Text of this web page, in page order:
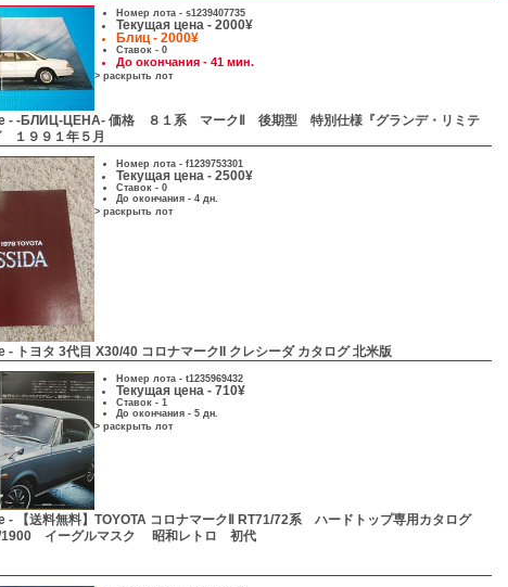
Номер лота - s1239407735
Текущая цена - 2000¥
Блиц - 2000¥
Ставок - 0
До окончания - 41 мин.
> раскрыть лот
- -БЛИЦ-ЦЕНА- 価格 ８１系 マークⅡ 後期型 特別仕様『グランデ・リミテ
１９９１年５月
Номер лота - f1239753301
Текущая цена - 2500¥
Ставок - 0
До окончания - 4 дн.
> раскрыть лот
- トヨタ 3代目 X30/40 コロナマークII クレシーダ カタログ 北米版
Номер лота - t1235969432
Текущая цена - 710¥
Ставок - 1
До окончания - 5 дн.
> раскрыть лот
-
【送料無料】TOYOTA コロナマークⅡ RT71/72系 ハードトップ専用カタログ
1900 イーグルマスク 昭和レトロ 初代